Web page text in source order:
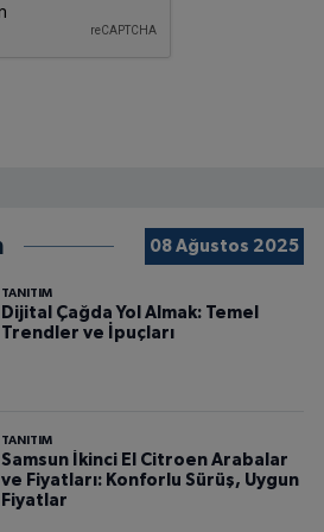
08 Ağustos 2025
TANITIM
Dijital Çağda Yol Almak: Temel
Trendler ve İpuçları
TANITIM
Samsun İkinci El Citroen Arabalar
ve Fiyatları: Konforlu Sürüş, Uygun
Fiyatlar